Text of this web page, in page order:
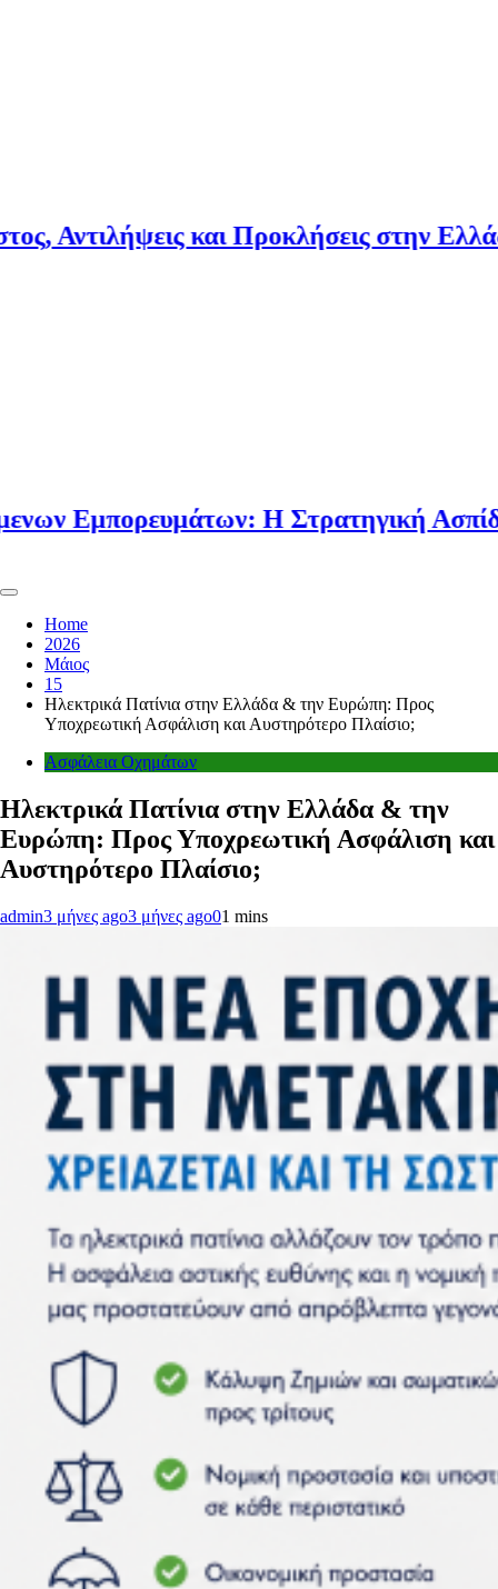
και Προκλήσεις στην Ελλάδα
Η Στρατηγική Ασπίδα
Home
2026
Μάιος
15
Ηλεκτρικά Πατίνια στην Ελλάδα & την Ευρώπη: Προς
Υποχρεωτική Ασφάλιση και Αυστηρότερο Πλαίσιο;
Ασφάλεια Οχημάτων
Ηλεκτρικά Πατίνια στην Ελλάδα & την
Ευρώπη: Προς Υποχρεωτική Ασφάλιση και
Αυστηρότερο Πλαίσιο;
admin3 μήνες ago3 μήνες ago01 mins